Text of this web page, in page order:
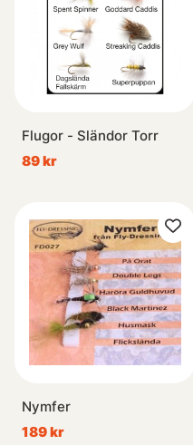
Flugor - Sländor Torr
89 kr
Nymfer
189 kr